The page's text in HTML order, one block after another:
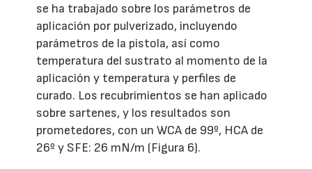
se ha trabajado sobre los parámetros de
aplicación por pulverizado, incluyendo
parámetros de la pistola, así como
temperatura del sustrato al momento de la
aplicación y temperatura y perfiles de
curado. Los recubrimientos se han aplicado
sobre sartenes, y los resultados son
prometedores, con un WCA de 99º, HCA de
26º y SFE: 26 mN/m (Figura 6).